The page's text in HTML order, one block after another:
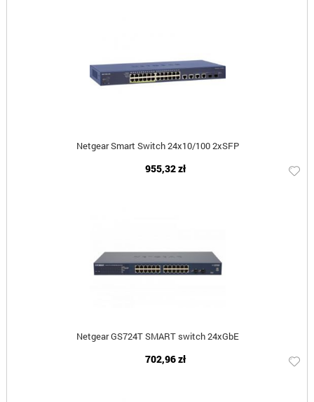
Netgear Smart Switch 24x10/100 2xSFP
955,32 zł
Netgear GS724T SMART switch 24xGbE
702,96 zł